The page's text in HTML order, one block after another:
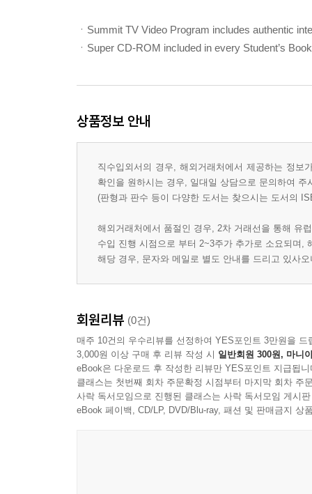
ㆍSummit TV Video Program includes authentic
ㆍSuper CD-ROM included in every Student’s
상품정보 안내
직수입외서의 경우, 해외거래처에서 제공하는 정
확인을 원하시는 경우, 일대일 상담으로 문의하여 주
(판형과 판수 등이 다양한 도서는 찾으시는 도서의
해외거래처에서 품절인 경우, 2차 거래선을 통해 유
수입 진행 시점으로 부터 2~3주가 추가로 소요되며,
해당 경우, 문자와 메일로 별도 안내를 드리고 있사
회원리뷰 (0건)
매주 10건의 우수리뷰를 선정하여 YES포인트 3만원을 드
3,000원 이상 구매 후 리뷰 작성 시 일반회원 300원, 마니
eBook은 다운로드 후 작성한 리뷰만 YES포인트 지급됩니
클래스는 첫번째 회차 주문확정 시점부터 마지막 회차 주
사락 독서모임으로 진행된 클래스는 사락 독서모임 게시
eBook 페이백, CD/LP, DVD/Blu-ray, 패션 및 판매금지 상